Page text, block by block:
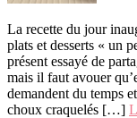
La recette du jour
plats et desserts « un
présent essayé de
mais il faut avouer
demandent du temps
choux craquelés […]